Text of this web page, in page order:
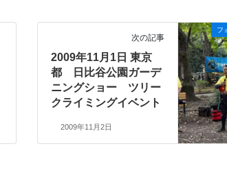
フ
次の記事
2009年11月1日 東京
都 日比谷公園ガーデ
ニングショー ツリー
クライミングイベント
2009年11月2日